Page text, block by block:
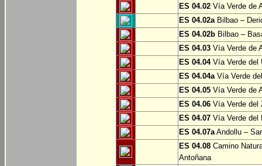
ES 04.02 Vía Verde de
ES 04.02aBilbao –
ES 04.02b Bilbao –
ES 04.03 Vía Verde de
ES 04.04Vía Verde del
ES 04.04aVía Verde
ES 04.05 Vía Verde de
ES 04.06 Vía Verde del
ES 04.07 Vía Verde del
ES 04.07aAndollu –
ES 04.08 Camino
Antoñana